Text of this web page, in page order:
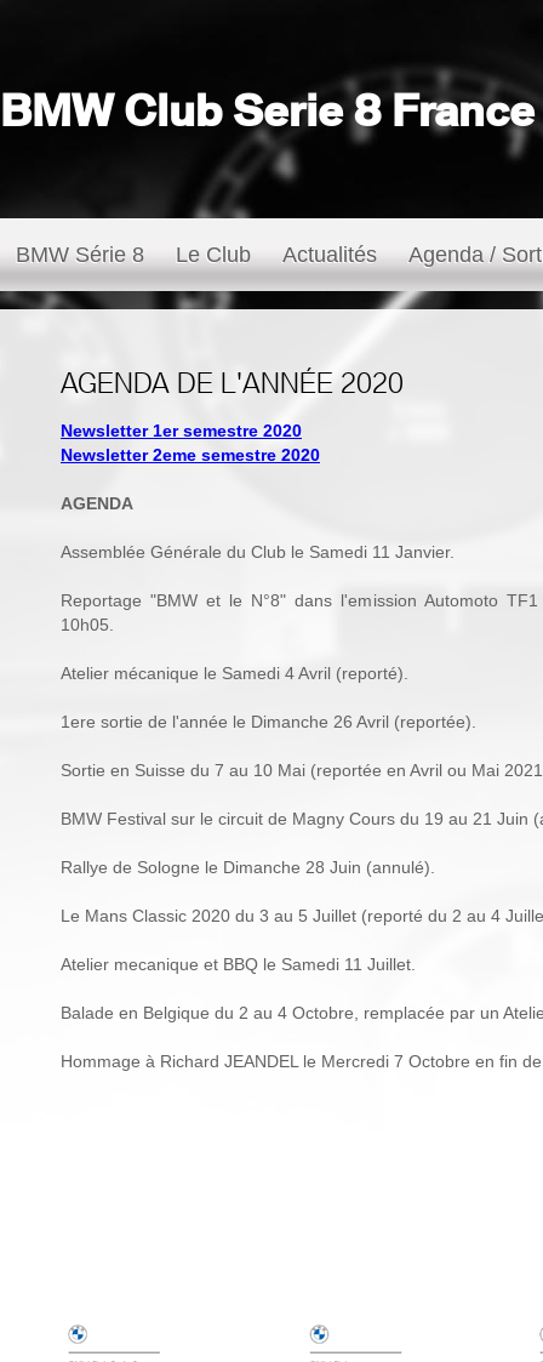
BMW Club Serie 8 France
BMW Série 8 Le Club Actualités Agenda /
AGENDA DE L'ANNÉE 2020
Newsletter 1er semestre 2020
Newsletter 2eme semestre 2020
AGENDA
Assemblée Générale du Club le Samedi 11 Janvier.
Reportage "BMW et le N°8" dans l'emission Automoto
10h05.
Atelier mécanique le Samedi 4 Avril (reporté).
1ere sortie de l'année le Dimanche 26 Avril (reportée).
Sortie en Suisse du 7 au 10 Mai (reportée en Avril ou Mai
BMW Festival sur le circuit de Magny Cours du 19 au 21 Juin
Rallye de Sologne le Dimanche 28 Juin (annulé).
Le Mans Classic 2020 du 3 au 5 Juillet (reporté du 2 au 4
Atelier mecanique et BBQ le Samedi 11 Juillet.
Balade en Belgique du 2 au 4 Octobre, remplacée par un
Hommage à Richard JEANDEL le Mercredi 7 Octobre en fin